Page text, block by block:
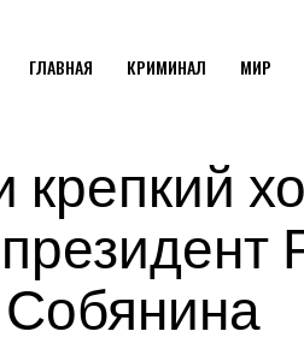
ГЛАВНАЯ КРИМИНАЛ МИР
крепкий